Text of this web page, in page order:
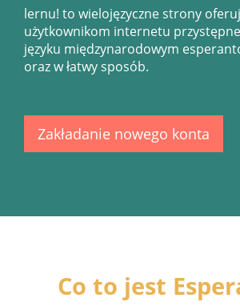
lernu! to wielojęzyczne strony
użytkownikom internetu
języku międzynarodowym
oraz w łatwy sposób.
Zakładanie nowego konta
Co to jest